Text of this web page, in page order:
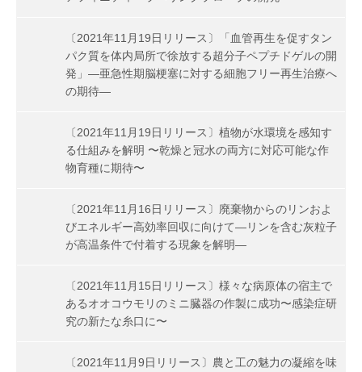
〔2021年11月19日リリース〕「血管再生を促すタン
パク質を体内局所で徐放する超分子ペプチドゲルの開
発」―亜急性期脳梗塞に対する細胞フリー再生治療へ
の期待―
〔2021年11月19日リリース〕植物が水環境を感知す
る仕組みを解明 〜乾燥と冠水の両方に対応可能な作
物育種に期待〜
〔2021年11月16日リリース〕廃棄物からのリンおよ
びエネルギー高効率回収に向けて―リンを含む灰粒子
が高温条件で付着する現象を解明―
〔2021年11月15日リリース〕様々な病原体の宿主で
あるオオコウモリのミニ臓器の作製に成功〜感染症研
究の新たな糸口に〜
〔2021年11月9日リリース〕農と工の魅力の凝縮を味